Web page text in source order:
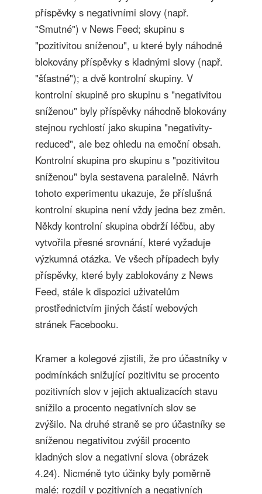
příspěvky s negativními slovy (např.
"Smutné") v News Feed; skupinu s
"pozitivitou sníženou", u které byly náhodně
blokovány příspěvky s kladnými slovy (např.
"šťastné"); a dvě kontrolní skupiny. V
kontrolní skupině pro skupinu s "negativitou
sníženou" byly příspěvky náhodně blokovány
stejnou rychlostí jako skupina "negativity-
reduced", ale bez ohledu na emoční obsah.
Kontrolní skupina pro skupinu s "pozitivitou
sníženou" byla sestavena paralelně. Návrh
tohoto experimentu ukazuje, že příslušná
kontrolní skupina není vždy jedna bez změn.
Někdy kontrolní skupina obdrží léčbu, aby
vytvořila přesné srovnání, které vyžaduje
výzkumná otázka. Ve všech případech byly
příspěvky, které byly zablokovány z News
Feed, stále k dispozici uživatelům
prostřednictvím jiných částí webových
stránek Facebooku.
Kramer a kolegové zjistili, že pro účastníky v
podmínkách snižující pozitivitu se procento
pozitivních slov v jejich aktualizacích stavu
snížilo a procento negativních slov se
zvýšilo. Na druhé straně se pro účastníky se
sníženou negativitou zvýšil procento
kladných slov a negativní slova (obrázek
4.24). Nicméně tyto účinky byly poměrně
malé: rozdíl v pozitivních a negativních